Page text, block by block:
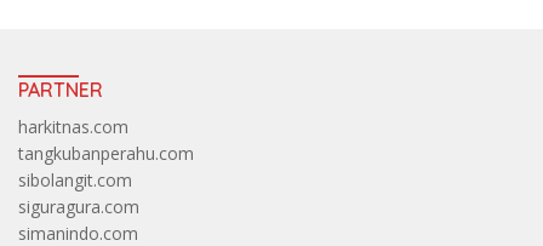
PARTNER
harkitnas.com
tangkubanperahu.com
sibolangit.com
siguragura.com
simanindo.com